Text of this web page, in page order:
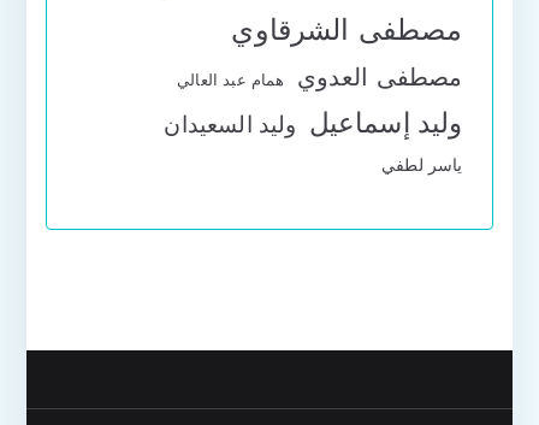
مصطفى الشرقاوي
مصطفى العدوي همام عبد العالي
وليد إسماعيل وليد السعيدان
ياسر لطفي